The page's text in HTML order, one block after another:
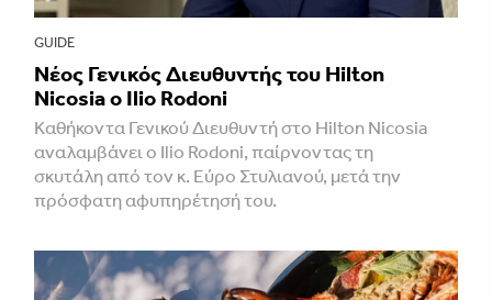
GUIDE
Νέος Γενικός Διευθυντής του Hilton
Nicosia ο Ilio Rodoni
Καθήκοντα Γενικού Διευθυντή στο Hilton Nicosia
αναλαμβάνει ο Ilio Rodoni, παίρνοντας τη
σκυτάλη από τον κ. Εύρο Στυλιανού, μετά την
πρόσφατη αφυπηρέτησή του.